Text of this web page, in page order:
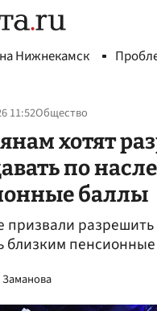
Нижнекамск
11:52Общество
хотят
по
баллы
призвали
близким